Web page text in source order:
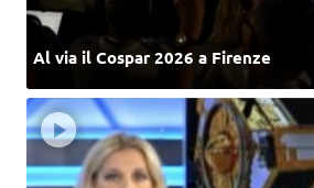
Al via il Cospar 2026 a Firenze